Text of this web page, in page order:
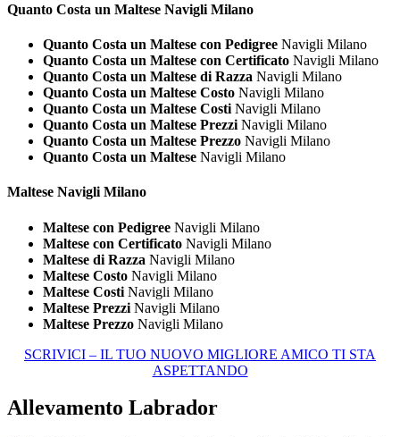
Quanto Costa un Maltese Navigli Milano
Quanto Costa un Maltese con Pedigree Navigli Milano
Quanto Costa un Maltese con Certificato Navigli Milano
Quanto Costa un Maltese di Razza Navigli Milano
Quanto Costa un Maltese Costo Navigli Milano
Quanto Costa un Maltese Costi Navigli Milano
Quanto Costa un Maltese Prezzi Navigli Milano
Quanto Costa un Maltese Prezzo Navigli Milano
Quanto Costa un Maltese Navigli Milano
Maltese Navigli Milano
Maltese con Pedigree Navigli Milano
Maltese con Certificato Navigli Milano
Maltese di Razza Navigli Milano
Maltese Costo Navigli Milano
Maltese Costi Navigli Milano
Maltese Prezzi Navigli Milano
Maltese Prezzo Navigli Milano
SCRIVICI – IL TUO NUOVO MIGLIORE AMICO TI STA
ASPETTANDO
Allevamento Labrador